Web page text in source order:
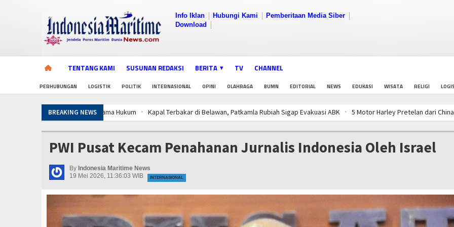
Info Iklan Hubungi Kami
Pemberitaan Media Siber
Download
TENTANG KAMI SUSUNAN REDAKSI BERITA TV CHANNEL
PERHUBUNGAN LOGISTIK POLITIK INTERNASIONAL OPINI OLAHRAGA BUMN EDITORIAL NEWS EDUKASI WISATA RELIGI
BREAKING NEWS Kapal Terbakar di Belawan, Patkamla Rubiah Sigap Evakuasi ABK 5 Motor Harley Pretelan dari China
5 Motor Harley Pretelan dari China
Aksi Kolaborasi Lindungi Mangrove dan Populasi Kerang Dara di Bangka Belitung
PWI Pusat-AFPI Gelar
5 Motor Harley Pretelan dari China
Aksi Kolaborasi Lindungi Mangrove dan Populasi Kerang Dara di Bangka Belitung
PWI Pusat-AFPI Gelar
PWI Pusat Kecam Penahanan Jurnalis Indonesia Oleh Israel
By Indonesia Maritime News
19 Mei 2026, 11:36:03 WIB
INTERNASIONAL